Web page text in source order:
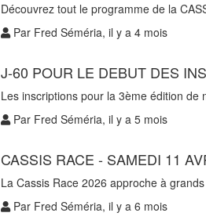
Découvrez tout le programme de la
Par Fred Séméria, il y a 4 mois
J-60 POUR LE DEBUT DES
Les inscriptions pour la 3ème édition de
Par Fred Séméria, il y a 5 mois
CASSIS RACE - SAMEDI 11
La Cassis Race 2026 approche à
Par Fred Séméria, il y a 6 mois